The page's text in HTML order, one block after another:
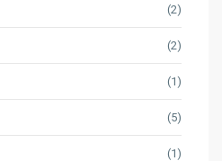
(2)
(2)
(1)
(5)
(1)